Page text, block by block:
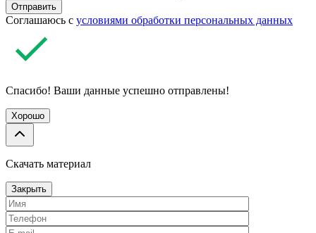
Отправить
Соглашаюсь с условиями обработки персональных данных
Спасибо! Ваши данные успешно отправлены!
Хорошо
Скачать материал
Закрыть